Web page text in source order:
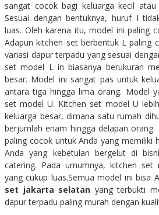
sangat cocok bagi keluarga kecil atau
Sesuai dengan bentuknya, huruf I
luas. Oleh karena itu, model ini paling
Adapun kitchen set berbentuk L paling
variasi dapur terpadu yang sesuai
set model L in biasanya berukuran
besar. Model ini sangat pas untuk
antara tiga hingga lima orang. Model
set model U. Kitchen set model U
keluarga besar, dimana satu rumah
berjumlah enam hingga delapan
paling cocok untuk Anda yang memiliki
Anda yang kebetulan bergelut di
catering. Pada umumnya, kitchen
yang cukup luas.Semua model ini bisa
set jakarta selatan yang terbukti
dapur terpadu paling murah dengan